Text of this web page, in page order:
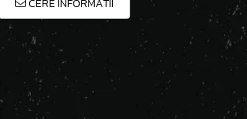
CERE INFORMATII